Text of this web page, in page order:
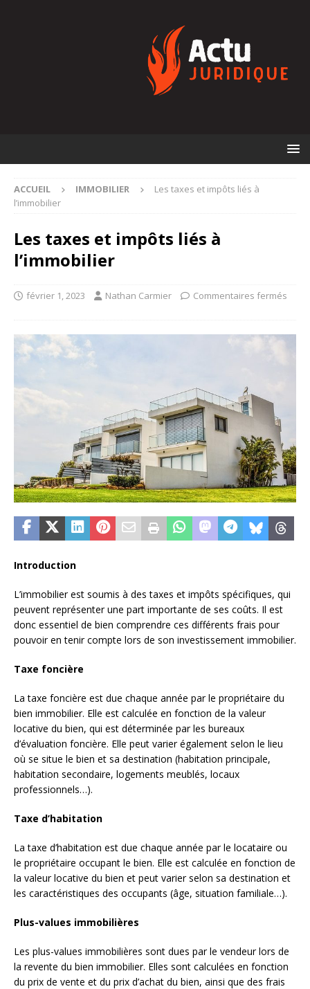
ACCUEIL IMMOBILIER
Les taxes et impôts liés à
l’immobilier
Les taxes et impôts liés à
l’immobilier
février 1, 2023 Nathan Carmier Commentaires fermés
Introduction
L’immobilier est soumis à des taxes et impôts spécifiques, qui
peuvent représenter une part importante de ses coûts. Il est
donc essentiel de bien comprendre ces différents frais pour
pouvoir en tenir compte lors de son investissement immobilier.
Taxe foncière
La taxe foncière est due chaque année par le propriétaire du
bien immobilier. Elle est calculée en fonction de la valeur
locative du bien, qui est déterminée par les bureaux
d’évaluation foncière. Elle peut varier également selon le lieu
où se situe le bien et sa destination (habitation principale,
habitation secondaire, logements meublés, locaux
professionnels…).
Taxe d’habitation
La taxe d’habitation est due chaque année par le locataire ou
le propriétaire occupant le bien. Elle est calculée en fonction de
la valeur locative du bien et peut varier selon sa destination et
les caractéristiques des occupants (âge, situation familiale…).
Plus-values immobilières
Les plus-values immobilières sont dues par le vendeur lors de
la revente du bien immobilier. Elles sont calculées en fonction
du prix de vente et du prix d’achat du bien, ainsi que des frais